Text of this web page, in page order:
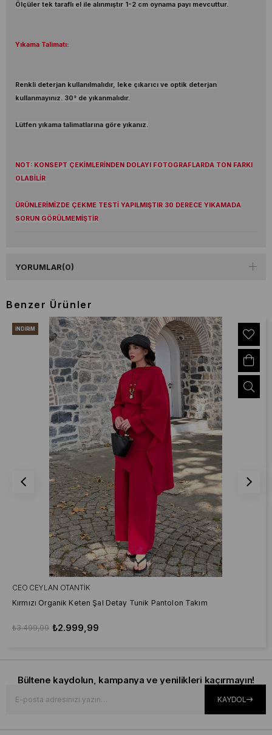
Ölçüler tek taraflı el ile alınmıştır 1-2 cm oynama payı mevcuttur.
Yıkama Talimatı:
Renkli deterjan kullanılmalıdır, leke çıkarıcı ve optik deterjan
kullanmayınız. 30° de yıkanmalıdır.
Lütfen yıkama talimatlarına göre yıkanız.
NOT: KONSEPT ÇEKİMLERİNDEN DOLAYI FOTOGRAFLARDA TON FARKI
OLABİLİR
ÜRÜNLERİMİZDE ÇEKME TESTİ YAPILMIŞTIR 30 DERECE YIKAMADA
SORUN GÖRÜLMEMİŞTİR
YORUMLAR(0)
Benzer Ürünler
CEO CEYLAN OTANTIK
Kırmızı Organik Keten Şal Detay Tunik Pantolon Takım
₺2.999,99
₺3.499,99
İNDIRIM
Bültene kaydolun, kampanya ve yenilikleri kaçırmayın!
KAYDOL